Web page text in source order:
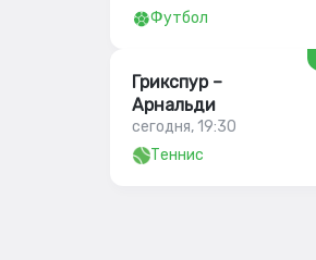
Футбол
Грикспур –
Арнальди
сегодня, 19:30
Теннис